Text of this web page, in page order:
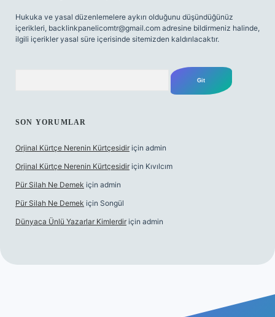
Hukuka ve yasal düzenlemelere aykırı olduğunu düşündüğünüz
içerikleri, backlinkpanelicomtr@gmail.com adresine bildirmeniz halinde,
ilgili içerikler yasal süre içerisinde sitemizden kaldırılacaktır.
SON YORUMLAR
Orjinal Kürtçe Nerenin Kürtçesidir için admin
Orjinal Kürtçe Nerenin Kürtçesidir için Kıvılcım
Pür Silah Ne Demek için admin
Pür Silah Ne Demek için Songül
Dünyaca Ünlü Yazarlar Kimlerdir için admin